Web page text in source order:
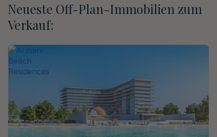
Neueste Off-Plan-Immobilien zum
Verkauf: